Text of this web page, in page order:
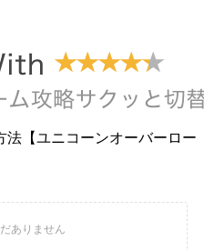
法【ユニコーンオーバーロー